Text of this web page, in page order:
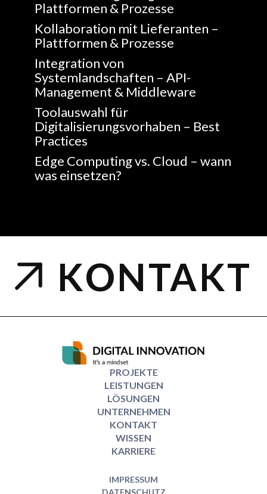
Plattformen & Prozesse
Kollaboration mit Lieferanten –
Plattformen & Prozesse
Integration von
Systemlandschaften – API-
Management & Middleware
Toolauswahl für
Digitalisierungsvorhaben – Best
Practices
Edge Computing vs. Cloud – wann
was einsetzen?
KONTAKT
PROJEKTE
LEISTUNGEN
LÖSUNGEN
UNTERNEHMEN
KONTAKT
WISSEN
KARRIERE
IMPRESSUM
DATENSCHUTZ